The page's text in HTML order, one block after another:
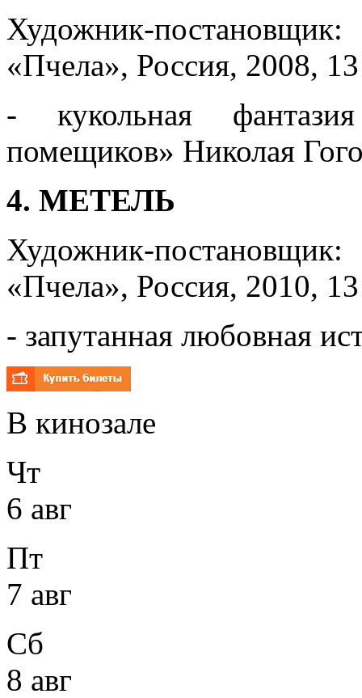
Художник-
«Пчела», Россия, 2008,
- кукольная
помещиков» Николая
4. МЕТЕЛЬ
Художник-
«Пчела», Россия, 2010,
- запутанная любовная
В кинозале
Чт
6 авг
Пт
7 авг
Сб
8 авг